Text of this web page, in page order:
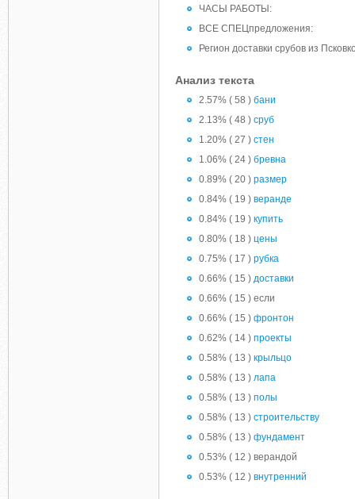
ЧАСЫ РАБОТЫ:
ВСЕ СПЕЦпредложения:
Регион доставки срубов из
Анализ текста
2.57% ( 58 ) бани
2.13% ( 48 ) сруб
1.20% ( 27 ) стен
1.06% ( 24 ) бревна
0.89% ( 20 ) размер
0.84% ( 19 ) веранде
0.84% ( 19 ) купить
0.80% ( 18 ) цены
0.75% ( 17 ) рубка
0.66% ( 15 ) доставки
0.66% ( 15 ) если
0.66% ( 15 ) фронтон
0.62% ( 14 ) проекты
0.58% ( 13 ) крыльцо
0.58% ( 13 ) лапа
0.58% ( 13 ) полы
0.58% ( 13 ) строительству
0.58% ( 13 ) фундамент
0.53% ( 12 ) верандой
0.53% ( 12 ) внутренний